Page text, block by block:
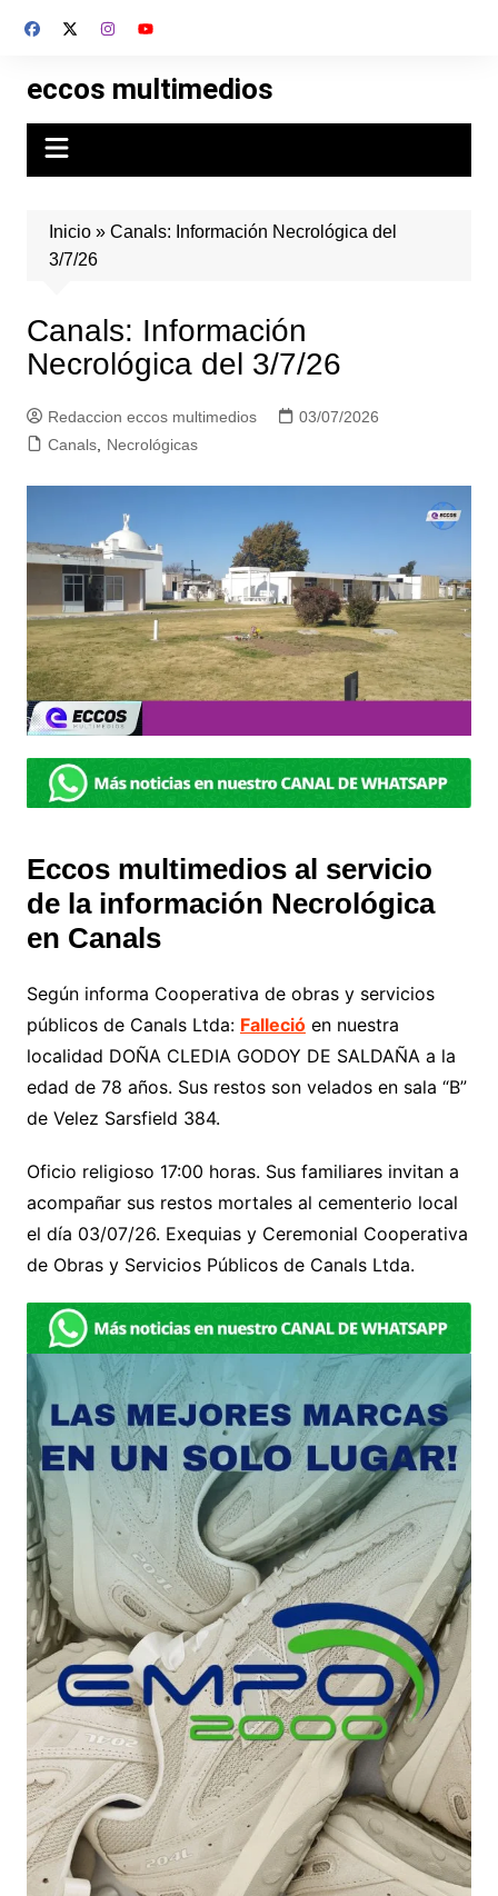
eccos multimedios
Inicio» Canals: Información Necrológica del
3/7/26
Canals: Información
Necrológica del 3/7/26
Redaccion eccos multimedios
03/07/2026
Canals, Necrológicas
Eccos multimedios al servicio
de la información Necrológica
en Canals
Según informa Cooperativa de obras y servicios
públicos de Canals Ltda: Fallecióen nuestra
localidad DOÑA CLEDIA GODOY DE SALDAÑA a la
edad de 78 años. Sus restos son velados en sala “B”
de Velez Sarsfield 384.
Oficio religioso 17:00 horas. Sus familiares invitan a
acompañar sus restos mortales al cementerio local
el día 03/07/26. Exequias y Ceremonial Cooperativa
de Obras y Servicios Públicos de Canals Ltda.